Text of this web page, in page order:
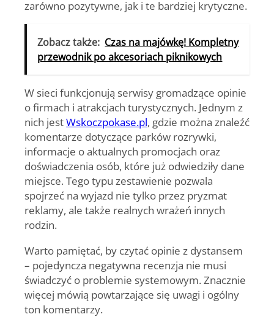
zarówno pozytywne, jak i te bardziej krytyczne.
Zobacz także: Czas na majówkę! Kompletny
przewodnik po akcesoriach piknikowych
W sieci funkcjonują serwisy gromadzące opinie
o firmach i atrakcjach turystycznych. Jednym z
nich jestWskoczpokase.pl, gdzie można znaleźć
komentarze dotyczące parków rozrywki,
informacje o aktualnych promocjach oraz
doświadczenia osób, które już odwiedziły dane
miejsce. Tego typu zestawienie pozwala
spojrzeć na wyjazd nie tylko przez pryzmat
reklamy, ale także realnych wrażeń innych
rodzin.
Warto pamiętać, by czytać opinie z dystansem
– pojedyncza negatywna recenzja nie musi
świadczyć o problemie systemowym. Znacznie
więcej mówią powtarzające się uwagi i ogólny
ton komentarzy.